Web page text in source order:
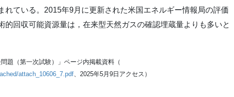
れている。2015年9月に更新された米国エネルギー情報局の評価
的回収可能資源量は，在来型天然ガスの確認埋蔵量よりも多いと
題（第一次試験）」ページ内掲載資料（
attach_10606_7.pdf、2025年5月9日アクセス）